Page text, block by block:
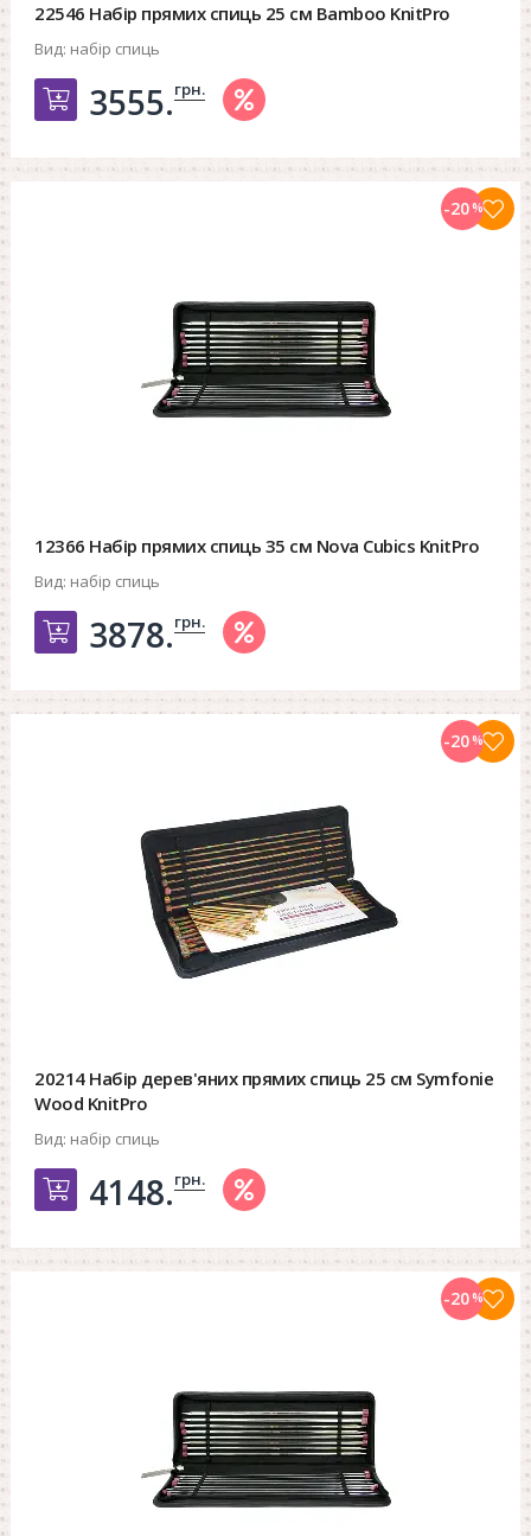
22546 Набір прямих спиць 25 см Bamboo KnitPro
Вид: набір спиць
Добавить в корзину
3555.грн.
12366 Набір прямих спиць 35 см Nova Cubics KnitPro
Вид: набір спиць
Добавить в корзину
3878.грн.
-20%
20214 Набір дерев'яних прямих спиць 25 см Symfonie
Wood KnitPro
Вид: набір спиць
Добавить в корзину
4148.грн.
-20%
-20%